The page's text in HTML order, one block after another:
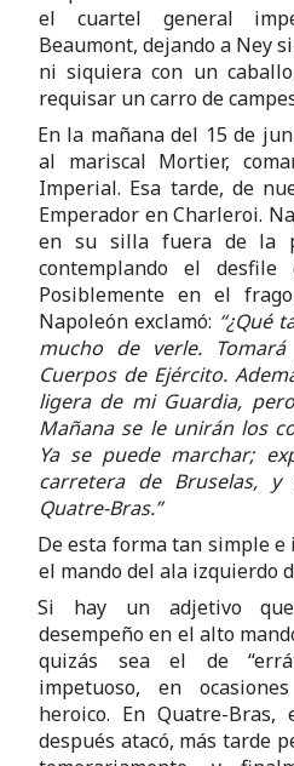
el cuartel general
Beaumont, dejando a Ney
ni siquiera con un
requisar un carro de
En la mañana del 15 de
al mariscal Mortier,
Imperial. Esa tarde, de
Emperador en Charleroi.
en su silla fuera de la
contemplando el desfile
Posiblemente en el
Napoleón exclamó: “¿Qué
mucho de verle.
Cuerpos de Ejército.
ligera de mi Guardia,
Mañana se le unirán los
Ya se puede marchar;
carretera de Bruselas,
Quatre-Bras.”
De esta forma tan simple
el mando del ala izquierdo
Si hay un adjetivo
desempeño en el alto
quizás sea el de
impetuoso, en
heroico. En Quatre-
después atacó, más tarde